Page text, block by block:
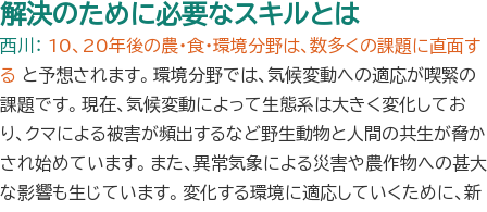
解決のために必要なスキルとは
西川： 10、20年後の農・食・環境分野は、数多くの課題に直面す
る と予想されます。環境分野では、気候変動への適応が喫緊の
課題です。現在、気候変動によって生態系は大きく変化してお
り、クマによる被害が頻出するなど野生動物と人間の共生が脅か
され始めています。また、異常気象による災害や農作物への甚大
な影響も生じています。変化する環境に適応していくために、新